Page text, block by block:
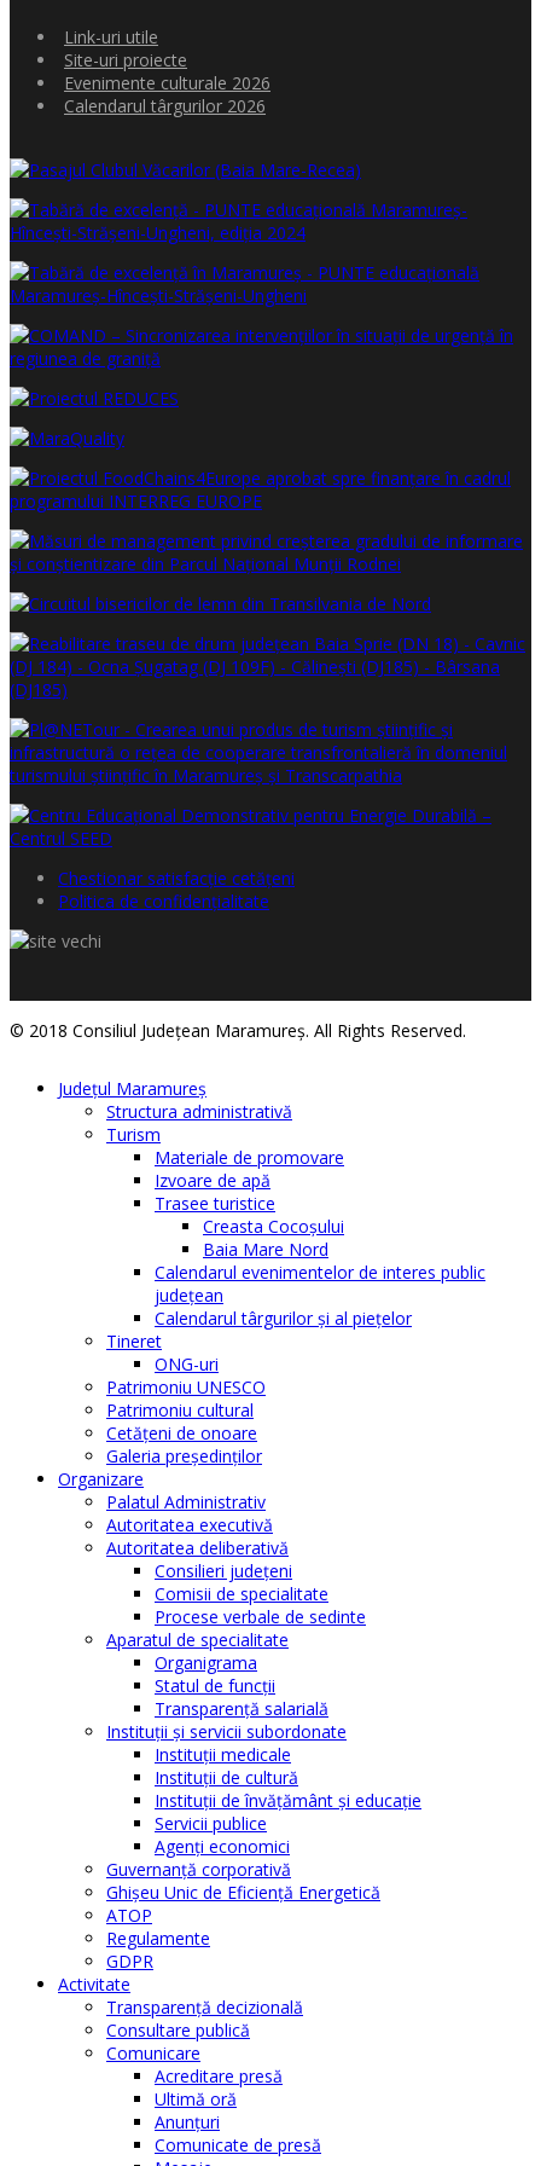
Link-uri utile
Site-uri proiecte
Evenimente culturale 2026
Calendarul târgurilor 2026
Chestionar satisfacţie cetăţeni
Politica de confidențialitate
© 2018 Consiliul Judeţean Maramureş. All Rights Reserved.
Judeţul Maramureş
Structura administrativă
Turism
Materiale de promovare
Izvoare de apă
Trasee turistice
Creasta Cocoșului
Baia Mare Nord
Calendarul evenimentelor de interes public
judeţean
Calendarul târgurilor şi al pieţelor
Tineret
ONG-uri
Patrimoniu UNESCO
Patrimoniu cultural
Cetăţeni de onoare
Galeria președinților
Organizare
Palatul Administrativ
Autoritatea executivă
Autoritatea deliberativă
Consilieri judeţeni
Comisii de specialitate
Procese verbale de sedinte
Aparatul de specialitate
Organigrama
Statul de funcții
Transparență salarială
Instituţii şi servicii subordonate
Instituţii medicale
Instituţii de cultură
Instituţii de învăţământ şi educaţie
Servicii publice
Agenţi economici
Guvernanță corporativă
Ghişeu Unic de Eficienţă Energetică
ATOP
Regulamente
GDPR
Activitate
Transparenţă decizională
Consultare publică
Comunicare
Acreditare presă
Ultimă oră
Anunţuri
Comunicate de presă